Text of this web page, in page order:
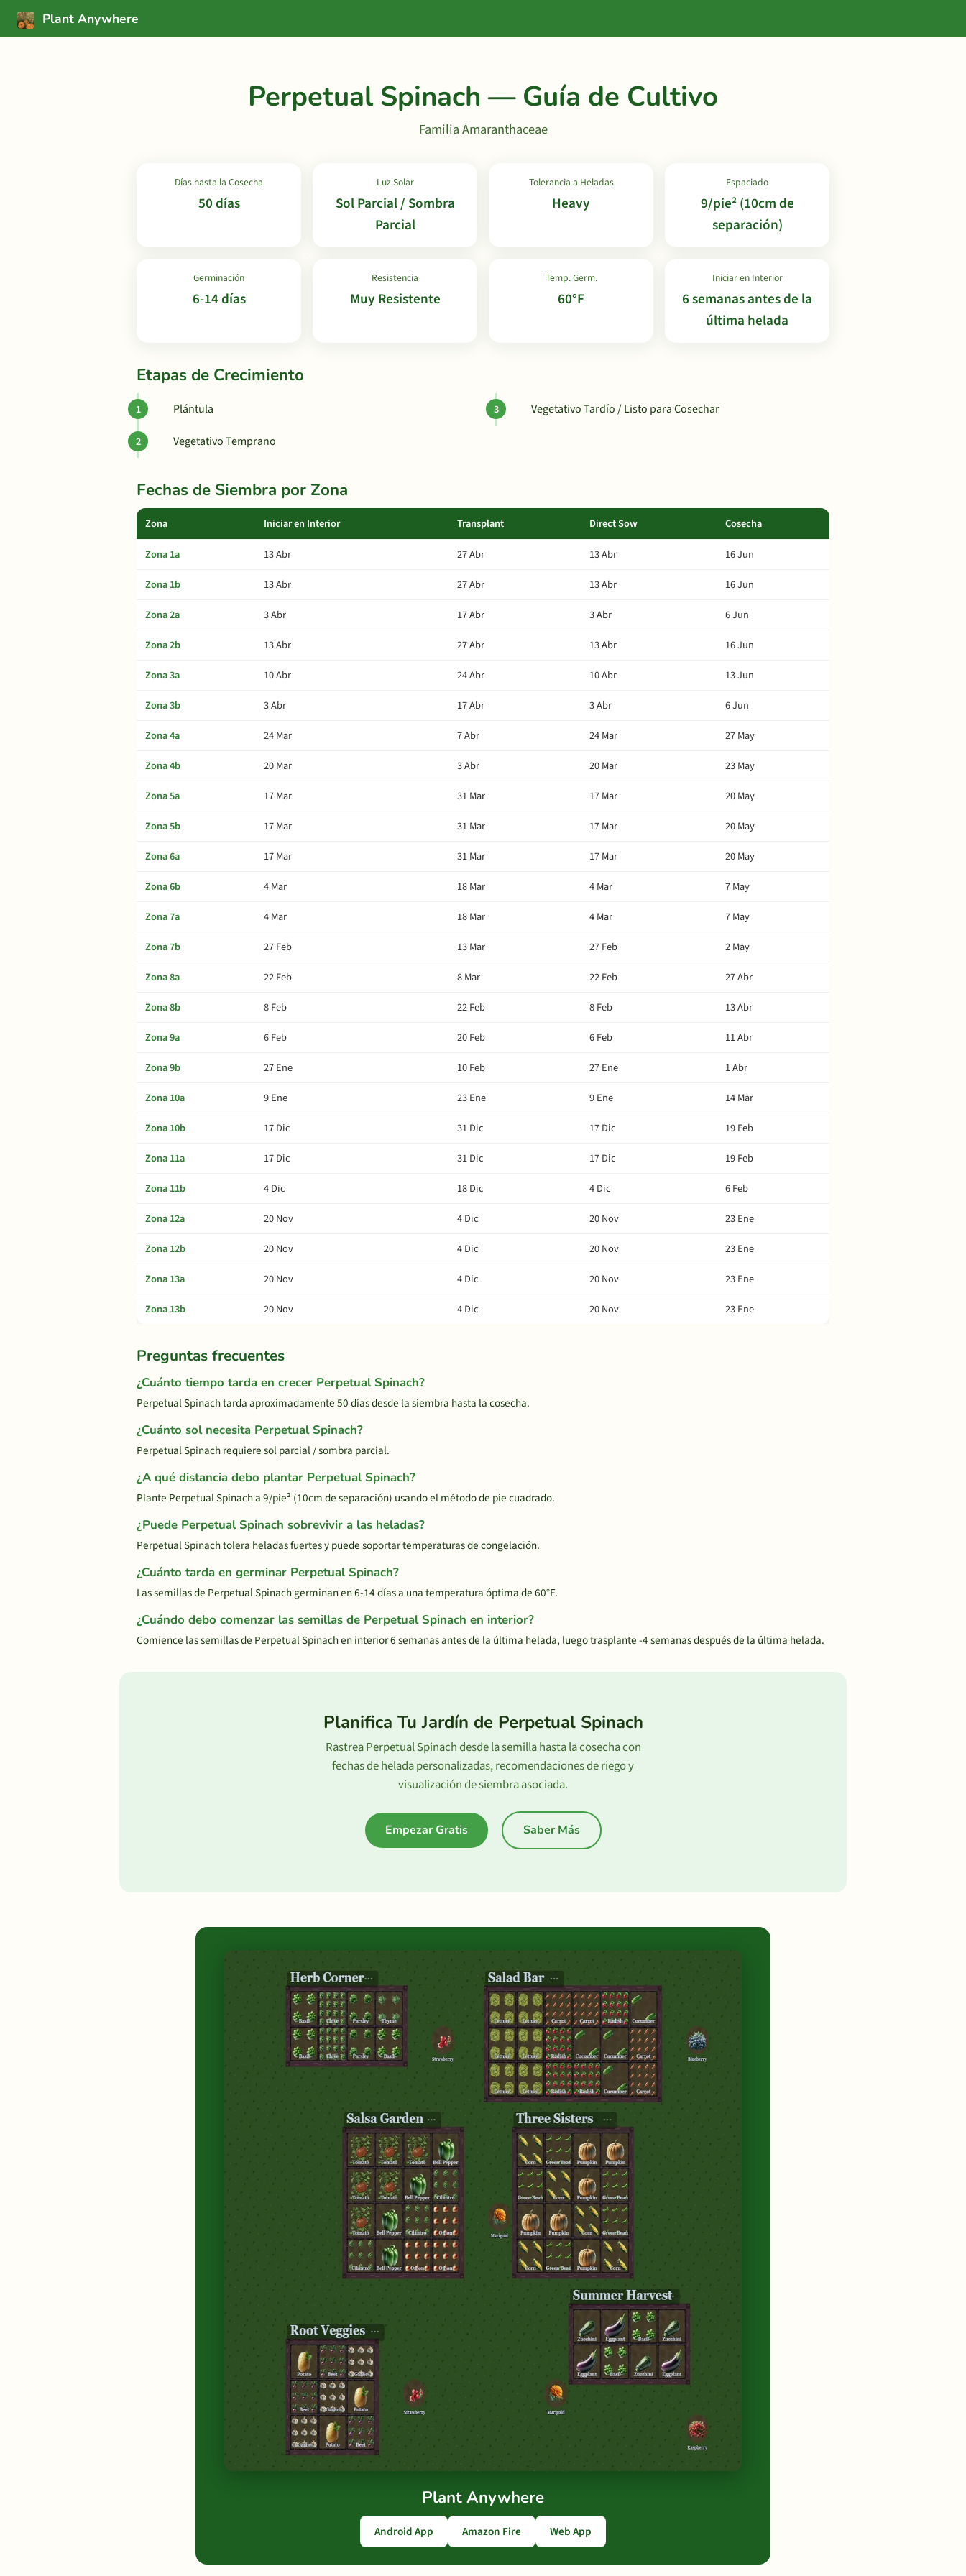
Plant Anywhere
Perpetual Spinach — Guía de Cultivo
Familia Amaranthaceae
Días hasta la Cosecha
50 días
Luz Solar
Sol Parcial / Sombra
Parcial
Tolerancia a Heladas
Heavy
Espaciado
9/pie² (10cm de
separación)
Germinación
6-14 días
Resistencia
Muy Resistente
Temp. Germ.
60°F
Iniciar en Interior
6 semanas antes de la
última helada
Etapas de Crecimiento
Plántula
Vegetativo Temprano
Vegetativo Tardío / Listo para Cosechar
Fechas de Siembra por Zona
Zona Iniciar en Interior Transplant Direct Sow Cosecha
Zona 1a 13 Abr 27 Abr 13 Abr
16 Jun
Zona 1b
13 Abr 27 Abr 13 Abr
16 Jun
Zona 2a
3 Abr 17 Abr 3 Abr
6 Jun
Zona 2b
13 Abr 27 Abr 13 Abr
16 Jun
Zona 3a
10 Abr 24 Abr 10 Abr
13 Jun
Zona 3b
3 Abr 17 Abr 3 Abr
6 Jun
Zona 4a
24 Mar 7 Abr 24 Mar
27 May
Zona 4b
20 Mar 3 Abr 20 Mar
23 May
Zona 5a
17 Mar 31 Mar 17 Mar
20 May
Zona 5b
17 Mar 31 Mar 17 Mar
20 May
Zona 6a
17 Mar 31 Mar 17 Mar
20 May
Zona 6b
4 Mar 18 Mar 4 Mar
7 May
Zona 7a
4 Mar 18 Mar 4 Mar
7 May
Zona 7b
27 Feb 13 Mar 27 Feb
2 May
Zona 8a
22 Feb 8 Mar 22 Feb
27 Abr
Zona 8b
8 Feb 22 Feb 8 Feb
13 Abr
Zona 9a
6 Feb 20 Feb 6 Feb
11 Abr
Zona 9b
27 Ene 10 Feb 27 Ene
1 Abr
Zona 10a
9 Ene 23 Ene 9 Ene
14 Mar
Zona 10b
17 Dic 31 Dic 17 Dic
19 Feb
Zona 11a
17 Dic 31 Dic 17 Dic
19 Feb
Zona 11b
4 Dic 18 Dic 4 Dic
6 Feb
Zona 12a
20 Nov 4 Dic 20 Nov
23 Ene
Zona 12b
20 Nov 4 Dic 20 Nov
23 Ene
Zona 13a
20 Nov 4 Dic 20 Nov
23 Ene
Zona 13b
20 Nov 4 Dic 20 Nov 23 Ene
Preguntas frecuentes
¿Cuánto tiempo tarda en crecer Perpetual Spinach?
Perpetual Spinach tarda aproximadamente 50 días desde la siembra hasta la cosecha.
¿Cuánto sol necesita Perpetual Spinach?
Perpetual Spinach requiere sol parcial / sombra parcial.
¿A qué distancia debo plantar Perpetual Spinach?
Plante Perpetual Spinach a 9/pie² (10cm de separación) usando el método de pie cuadrado.
¿Puede Perpetual Spinach sobrevivir a las heladas?
Perpetual Spinach tolera heladas fuertes y puede soportar temperaturas de congelación.
¿Cuánto tarda en germinar Perpetual Spinach?
Las semillas de Perpetual Spinach germinan en 6-14 días a una temperatura óptima de 60°F.
¿Cuándo debo comenzar las semillas de Perpetual Spinach en interior?
Comience las semillas de Perpetual Spinach en interior 6 semanas antes de la última helada, luego trasplante -4 semanas después de la última helada.
Planifica Tu Jardín de Perpetual Spinach
Rastrea Perpetual Spinach desde la semilla hasta la cosecha con
fechas de helada personalizadas, recomendaciones de riego y
visualización de siembra asociada.
Empezar Gratis Saber Más
Plant Anywhere
Android App Amazon Fire Web App